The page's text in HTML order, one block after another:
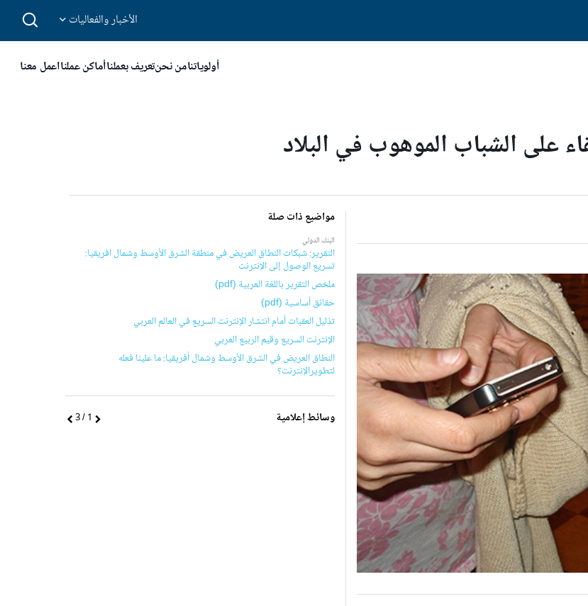
الأخبار والفعاليات
أولوياتنامن نحنتعريف بعملناأماكن عملنااعمل معنا
على الشباب الموهوب في البلاد
مواضيع ذات صلة
البنك الدولي
التقرير: شبكات النطاق العريض في منطقة الشرق الأوسط وشمال افريقيا:
تسريع الوصول إلى الإنترنت
ملخص التقرير باللغة العربية (pdf)
حقائق أساسية (pdf)
تذليل العقبات أمام انتشار الإنترنت السريع في العالم العربي
الإنترنت السريع وقيم الربيع العربي
النطاق العريض في الشرق الأوسط وشمال أفريقيا: ما علينا فعله
لتطويرالإنترنت؟
وسائط إعلامية
ا1
/ 3